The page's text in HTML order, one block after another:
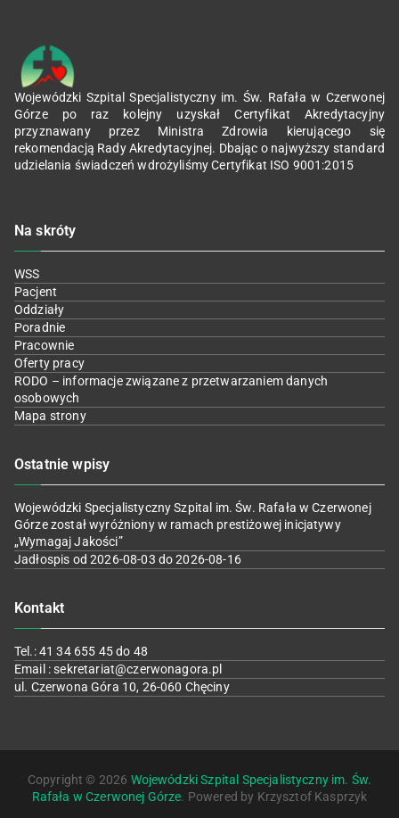
Wojewódzki Szpital Specjalistyczny im. Św. Rafała w Czerwonej
Górze po raz kolejny uzyskał Certyfikat Akredytacyjny
przyznawany przez Ministra Zdrowia kierującego się
rekomendacją Rady Akredytacyjnej. Dbając o najwyższy standard
udzielania świadczeń wdrożyliśmy Certyfikat ISO 9001:2015
Na skróty
WSS
Pacjent
Oddziały
Poradnie
Pracownie
Oferty pracy
RODO – informacje związane z przetwarzaniem danych
osobowych
Mapa strony
Ostatnie wpisy
Wojewódzki Specjalistyczny Szpital im. Św. Rafała w Czerwonej
Górze został wyróżniony w ramach prestiżowej inicjatywy
„Wymagaj Jakości”
Jadłospis od 2026-08-03 do 2026-08-16
Kontakt
Tel.: 41 34 655 45 do 48
Email : sekretariat@czerwonagora.pl
ul. Czerwona Góra 10, 26-060 Chęciny
Copyright © 2026 Wojewódzki Szpital Specjalistyczny im. Św.
Rafała w Czerwonej Górze. Powered by Krzysztof Kasprzyk